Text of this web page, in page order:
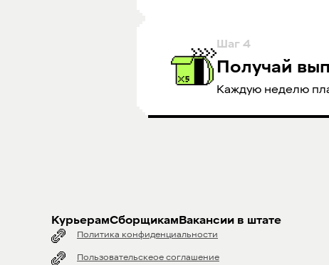
Шаг 4
Получай
Каждую неделю
КурьерамСборщикамВакансии в штате
Политика конфиденциальности
Пользовательскеое соглашение